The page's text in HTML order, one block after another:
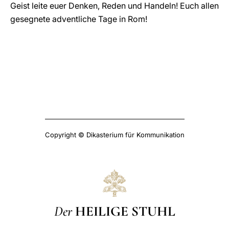
Geist leite euer Denken, Reden und Handeln! Euch allen
gesegnete adventliche Tage in Rom!
Copyright © Dikasterium für Kommunikation
Der HEILIGE STUHL